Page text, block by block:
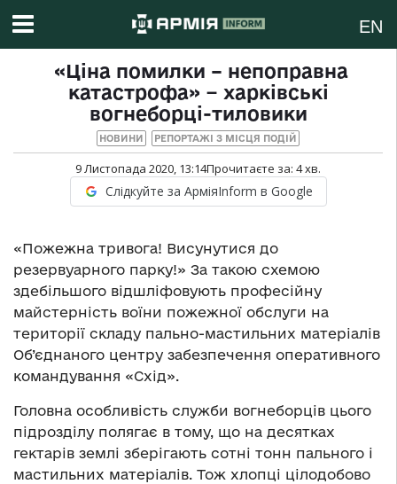
EN
«Ціна помилки – непоправна
катастрофа» − харківські
вогнеборці-тиловики
НОВИНИ РЕПОРТАЖІ З МІСЦЯ ПОДІЙ
9 Листопада 2020, 13:14Прочитаєте за: 4хв.
Слідкуйте за АрміяInform в Google
«Пожежна тривога! Висунутися до
резервуарного парку!» За такою схемою
здебільшого відшліфовують професійну
майстерність воїни пожежної обслуги на
території складу пально-мастильних матеріалів
Об’єднаного центру забезпечення оперативного
командування «Схід».
Головна особливість служби вогнеборців цього
підрозділу полягає в тому, що на десятках
гектарів землі зберігають сотні тонн пального і
мастильних матеріалів. Тож хлопці цілодобово